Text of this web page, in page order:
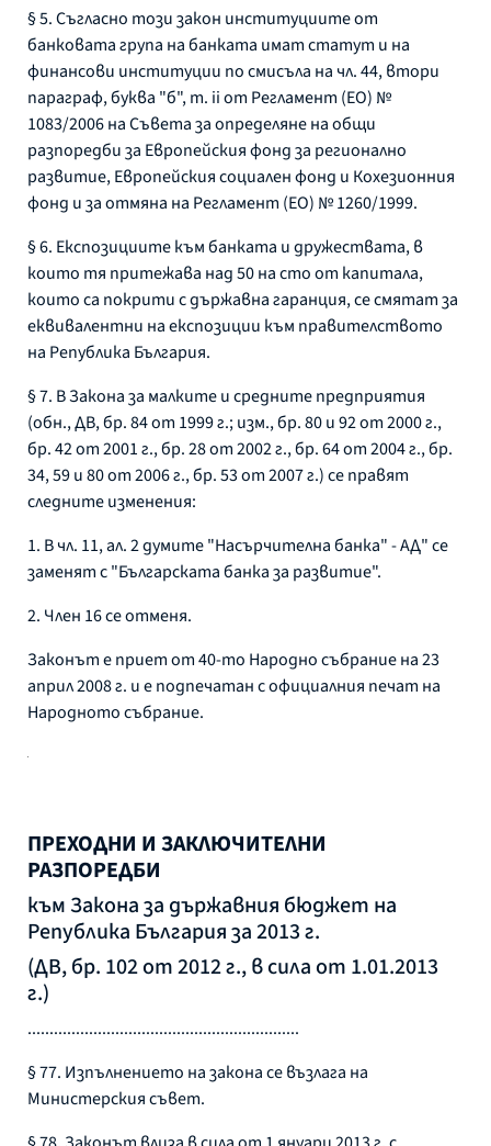
§ 5. Съгласно този закон институциите от
банковата група на банката имат статут и на
финансови институции по смисъла на чл. 44, втори
параграф, буква "б", т. ii от Регламент (ЕО) №
1083/2006 на Съвета за определяне на общи
разпоредби за Европейския фонд за регионално
развитие, Европейския социален фонд и Кохезионния
фонд и за отмяна на Регламент (EO) № 1260/1999.
§ 6. Експозициите към банката и дружествата, в
които тя притежава над 50 на сто от капитала,
които са покрити с държавна гаранция, се смятат за
еквивалентни на експозиции към правителството
на Република България.
§ 7. В Закона за малките и средните предприятия
(обн., ДВ, бр. 84 от 1999 г.; изм., бр. 80 и 92 от 2000 г.,
бр. 42 от 2001 г., бр. 28 от 2002 г., бр. 64 от 2004 г., бр.
34, 59 и 80 от 2006 г., бр. 53 от 2007 г.) се правят
следните изменения:
1. В чл. 11, ал. 2 думите "Насърчителна банка" - АД" се
заменят с "Българската банка за развитие".
2. Член 16 се отменя.
Законът е приет от 40-то Народно събрание на 23
април 2008 г. и е подпечатан с официалния печат на
Народното събрание.
ПРЕХОДНИ И ЗАКЛЮЧИТЕЛНИ
РАЗПОРЕДБИ
към Закона за държавния бюджет на
Република България за 2013 г.
(ДВ, бр. 102 от 2012 г., в сила от 1.01.2013
г.)
..............................................................
§ 77. Изпълнението на закона се възлага на
Министерския съвет.